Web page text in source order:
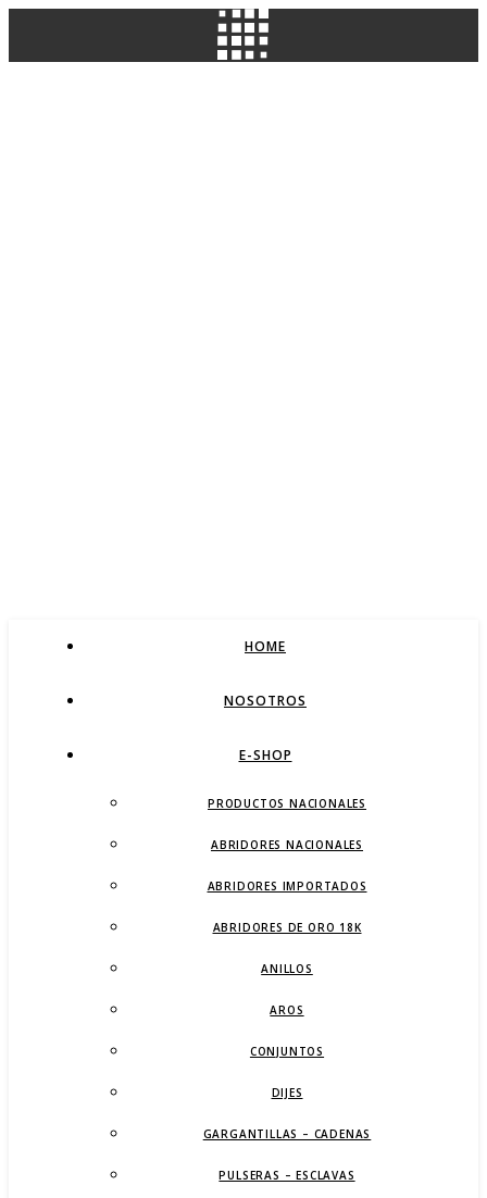
HOME
NOSOTROS
E-SHOP
PRODUCTOS NACIONALES
ABRIDORES NACIONALES
ABRIDORES IMPORTADOS
ABRIDORES DE ORO 18K
ANILLOS
AROS
CONJUNTOS
DIJES
GARGANTILLAS – CADENAS
PULSERAS – ESCLAVAS